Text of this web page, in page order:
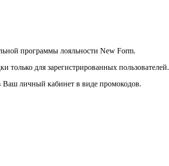
программы лояльности New Form.
для зарегистрированных пользователей.
личный кабинет в виде промокодов.